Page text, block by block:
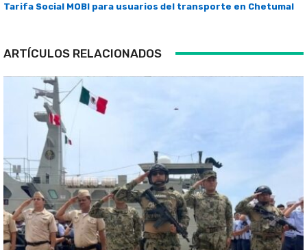
Tarifa Social MOBI para usuarios del transporte en Chetumal
ARTÍCULOS RELACIONADOS